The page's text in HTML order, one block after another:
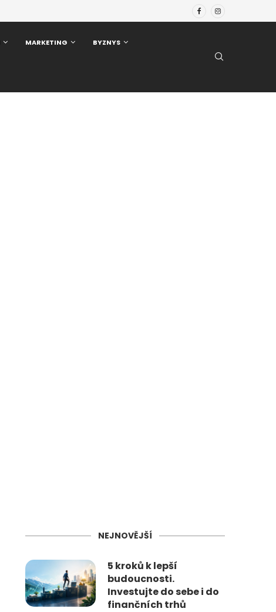
MARKETING BYZNYS
NEJNOVĚJŠÍ
5 kroků k lepší
budoucnosti.
Investujte do sebe i do
finančních trhů